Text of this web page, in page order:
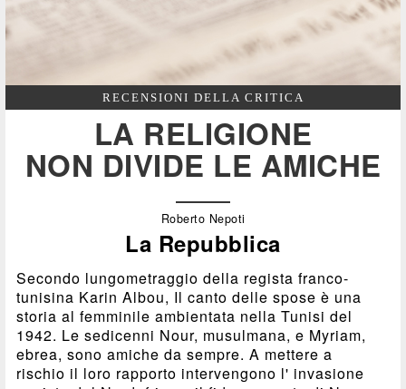
RECENSIONI DELLA CRITICA
LA RELIGIONE
NON DIVIDE LE AMICHE
Roberto Nepoti
La Repubblica
Secondo lungometraggio della regista franco-
tunisina Karin Albou, Il canto delle spose è una
storia al femminile ambientata nella Tunisi del
1942. Le sedicenni Nour, musulmana, e Myriam,
ebrea, sono amiche da sempre. A mettere a
rischio il loro rapporto intervengono l' invasione